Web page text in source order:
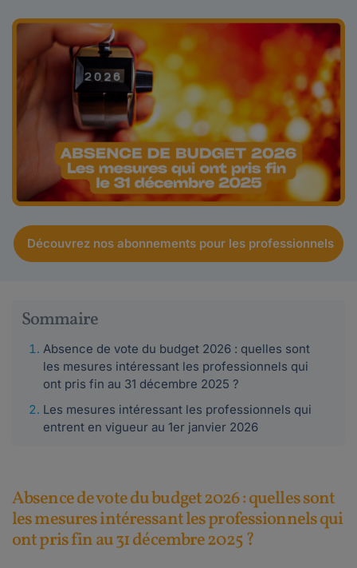
Découvrez nos abonnements pour les professionnels
Sommaire
Absence de vote du budget 2026 : quelles sont
les mesures intéressant les professionnels qui
ont pris fin au 31 décembre 2025 ?
Les mesures intéressant les professionnels qui
entrent en vigueur au 1er janvier 2026
Absence de vote du budget 2026 : quelles sont
les mesures intéressant les professionnels qui
ont pris fin au 31 décembre 2025 ?